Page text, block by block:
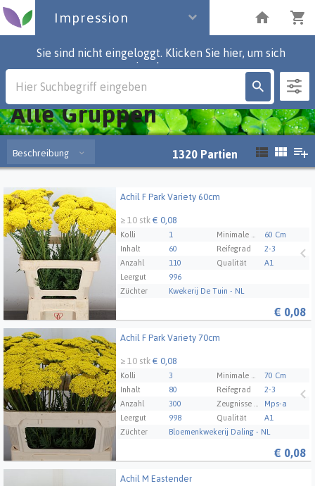
Impression
Sie sind nicht eingeloggt. Klicken Sie hier, um sich
einzuloggen.
Impression
Alle Gruppen
Beschreibung 1320 Partien
Achil F Park Variety 60cm
≥ 10 stk€ 0,08
Kolli 1
60 Cm
Inhalt
60 Reifegrad
2-3
Anzahl
110 Qualität
A1
Leergut
996
Züchter
Kwekerij De Tuin - NL
€ 0,08
Achil F Park Variety 60cm
Achil F Park Variety 70cm
≥ 10 stk€ 0,08
Kolli 3
70 Cm
Inhalt
80 Reifegrad
2-3
Anzahl
300
Mps-a
Leergut
998 Qualität
A1
Züchter
Bloemenkwekerij Daling - NL
€ 0,08
Achil F Park Variety 70cm
Achil M Eastender